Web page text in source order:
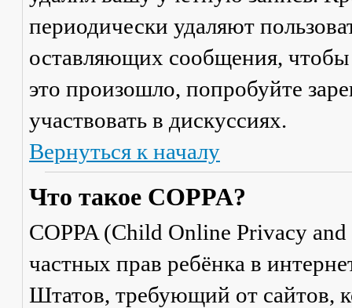
периодически удаляют
оставляющих сообщения,
это произошло, попробуйте
участвовать в дискуссиях.
Вернуться к началу
Что такое COPPA?
COPPA (Child Online Privacy
частных прав ребёнка в
Штатов, требующий от сайтов,